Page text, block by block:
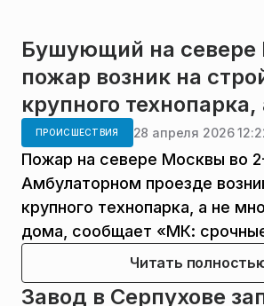
Бушующий на
пожар возник на
крупного
ПРОИСШЕСТВИЯ 28 апреля 2026
Пожар на севере Москвы во
Амбулаторном проезде
крупного технопарка, а не
дома, сообщает «МК:
Читать
Завод в Серпухове